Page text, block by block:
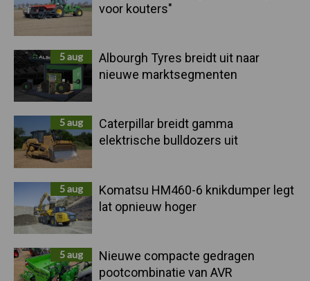
voor kouters"
5 aug
Albourgh Tyres breidt uit naar
nieuwe marktsegmenten
5 aug
Caterpillar breidt gamma
elektrische bulldozers uit
5 aug
Komatsu HM460-6 knikdumper legt
lat opnieuw hoger
5 aug
Nieuwe compacte gedragen
pootcombinatie van AVR